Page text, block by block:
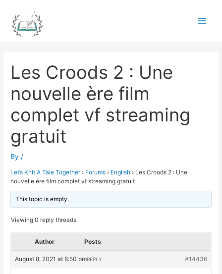
content
Les Croods 2 : Une
nouvelle ère film
complet vf streaming
gratuit
By /
Let’s Knit A Tale Together › Forums › English › Les Croods 2 : Une
nouvelle ère film complet vf streaming gratuit
This topic is empty.
Viewing 0 reply threads
Author Posts
August 8, 2021 at 8:50 pm #14436
REPLY